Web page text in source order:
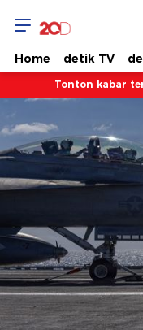
Fokus
- Home detik TV
Tonton kabar